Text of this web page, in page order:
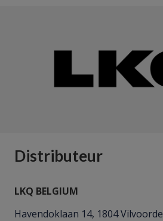
Distributeur
LKQ BELGIUM
Havendoklaan 14, 1804 Vilvoorde